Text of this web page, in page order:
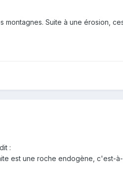
montagnes. Suite à une érosion,
:
est une roche endogène,